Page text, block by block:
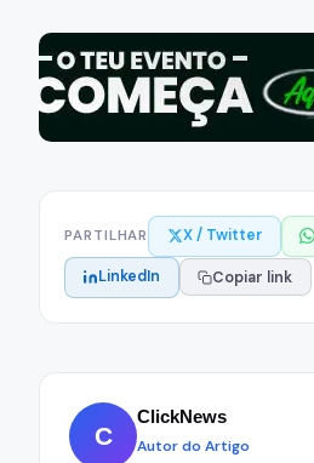
PARTILHAR X / Twitter
LinkedIn Copiar link
C
ClickNews
Autor do Artigo